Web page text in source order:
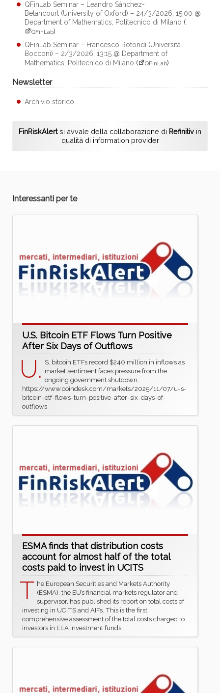
QFinLab Seminar – Leandro Sánchez-
Betancourt (University of Oxford) – 24/3/2026, 15:00 @
Department of Mathematics, Politecnico di Milano (
QFinLab)
QFinLab Seminar – Francesco Rotondi (Università
Bocconi) – 2/3/2026, 13:15 @ Department of
Mathematics, Politecnico di Milano ( QFinLab)
Newsletter
Archivio storico
FinRiskAlertsi avvale della collaborazione di Refinitiv in
qualità di information provider
Interessanti per te
U.S. Bitcoin ETF Flows Turn Positive
After Six Days of Outflows
U. S. bitcoin ETFs record $240 million in inflows as
market sentiment faces pressure from the
ongoing government shutdown.
https://www.coindesk.com/markets/2025/11/07/u-s-
bitcoin-etf-flows-turn-positive-after-six-days-of-
outflows
ESMA finds that distribution costs
account for almost half of the total
costs paid to invest in UCITS
T he European Securities and Markets Authority
(ESMA), the EU’s financial markets regulator and
supervisor, has published its report on total costs of
investing in UCITS and AIFs. This is the first
comprehensive assessment of the total costs charged to
investors in EEA investment funds.